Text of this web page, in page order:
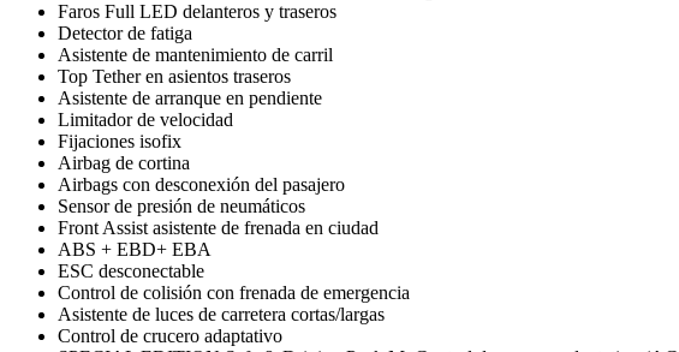
Faros Full LED delanteros y traseros
Detector de fatiga
Asistente de mantenimiento de carril
Top Tether en asientos traseros
Asistente de arranque en pendiente
Limitador de velocidad
Fijaciones isofix
Airbag de cortina
Airbags con desconexión del pasajero
Sensor de presión de neumáticos
Front Assist asistente de frenada en ciudad
ABS + EBD+ EBA
ESC desconectable
Control de colisión con frenada de emergencia
Asistente de luces de carretera cortas/largas
Control de crucero adaptativo